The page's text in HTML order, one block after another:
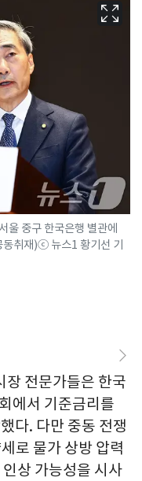
울 중구 한국은행 별관에
취재)ⓒ 뉴스1 황기선 기
장 전문가들은 한국
에서 기준금리를
다. 다만 중동 전쟁
로 물가 상방 압력
상 가능성을 시사